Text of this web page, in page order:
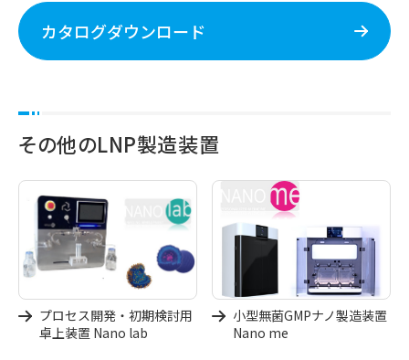
カタログダウンロード
その他のLNP製造装置
プロセス開発・初期検討用
卓上装置 Nano lab
小型無菌GMPナノ製造装置
Nano me